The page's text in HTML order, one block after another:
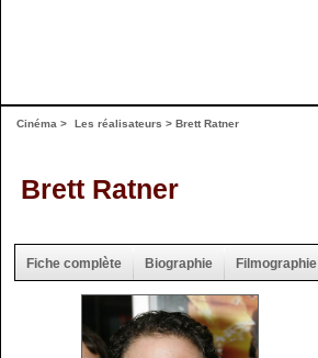
Cinéma > Les réalisateurs > Brett Ratner
Brett Ratner
Fiche complète Biographie Filmographie